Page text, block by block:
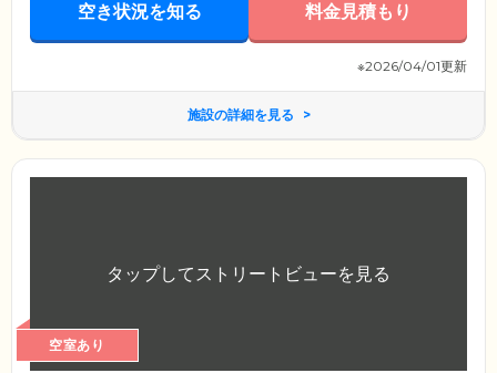
空き状況を知る 料金見積もり
※2026/04/01更新
施設の詳細を見る
空室あり